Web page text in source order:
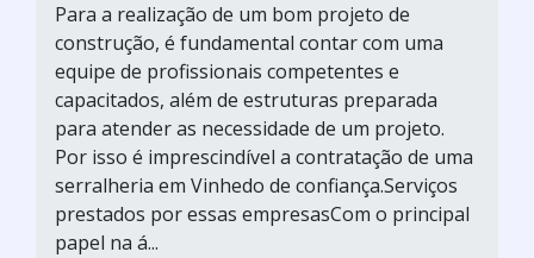
Para a realização de um bom projeto de
construção, é fundamental contar com uma
equipe de profissionais competentes e
capacitados, além de estruturas preparada
para atender as necessidade de um projeto.
Por isso é imprescindível a contratação de uma
serralheria em Vinhedo de confiança.Serviços
prestados por essas empresasCom o principal
papel na á...